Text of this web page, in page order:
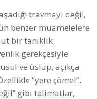
travmayı değil,
benzer muamelelere
bir tanıklık
gerekçesiyle
ve üslup, açıkça
“yere çömel”,
eğil” gibi talimatlar,